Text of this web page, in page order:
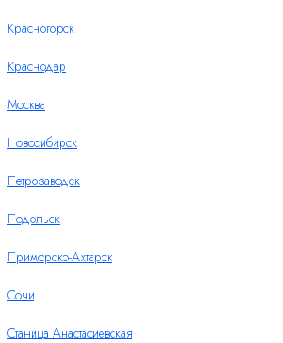
Красногорск
Краснодар
Москва
Новосибирск
Петрозаводск
Подольск
Приморско-Ахтарск
Сочи
Станица Анастасиевская